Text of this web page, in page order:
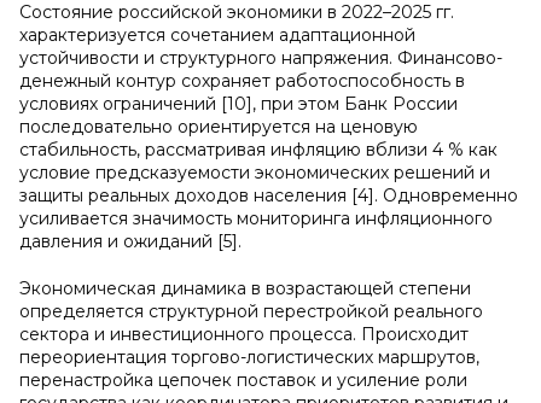
Состояние российской экономики в 2022–2025 гг.
характеризуется сочетанием адаптационной
устойчивости и структурного напряжения. Финансово-
денежный контур сохраняет работоспособность в
условиях ограничений [10], при этом Банк России
последовательно ориентируется на ценовую
стабильность, рассматривая инфляцию вблизи 4 % как
условие предсказуемости экономических решений и
защиты реальных доходов населения [4]. Одновременно
усиливается значимость мониторинга инфляционного
давления и ожиданий [5].
Экономическая динамика в возрастающей степени
определяется структурной перестройкой реального
сектора и инвестиционного процесса. Происходит
переориентация торгово-логистических маршрутов,
перенастройка цепочек поставок и усиление роли